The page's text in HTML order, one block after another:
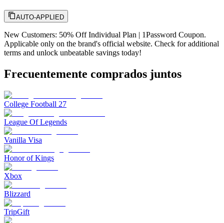
AUTO-APPLIED
New Customers: 50% Off Individual Plan | 1Password Coupon.
Applicable only on the brand's official website. Check for additional
terms and unlock unbeatable savings today!
Frecuentemente comprados juntos
College Football 27
League Of Legends
Vanilla Visa
Honor of Kings
Xbox
Blizzard
TripGift